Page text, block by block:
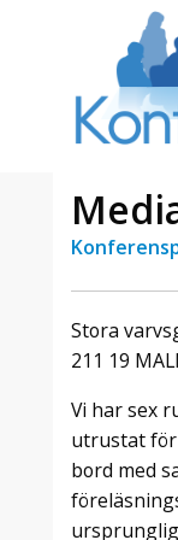
Stora
211 19
Vi har sex
utrustat för
bord med
av att
här är